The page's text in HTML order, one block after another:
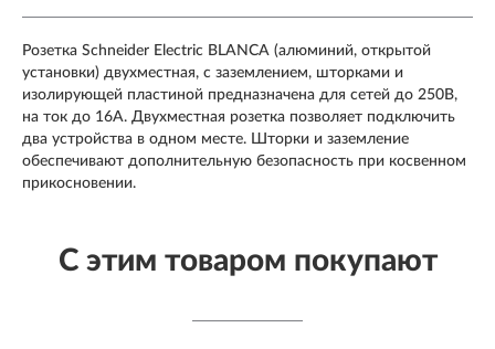
Розетка Schneider Electric BLANCA (алюминий, открытой
установки) двухместная, с заземлением, шторками и
изолирующей пластиной предназначена для сетей до 250В,
на ток до 16А. Двухместная розетка позволяет подключить
два устройства в одном месте. Шторки и заземление
обеспечивают дополнительную безопасность при косвенном
прикосновении.
С этим товаром покупают